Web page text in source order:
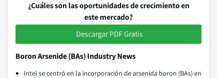
¿Cuáles son las oportunidades de crecimiento en
este mercado?
Descargar PDF Gratis
Boron Arsenide (BAs) Industry News
Intel se centró en la incorporación de arsenida boron (BAs) en